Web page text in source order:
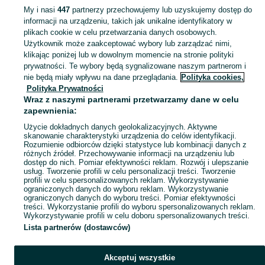
KATEGORIA
Sprzedaż smartfonów Apple Chrzanów ➤ Szeroki wybór modeli, kolorów i konfiguracji ☝ Sprawdź nowe i używane iPhone'y w najlepszych cenach na OLX.pl! Zobacz
Mapa kategorii
Mapa miejscowości
Mapa ministron
Popularne wyszukiwania
My i nasi 447partnerzy przechowujemy lub uzyskujemy dostęp do
informacji na urządzeniu, takich jak unikalne identyfikatory w
plikach cookie w celu przetwarzania danych osobowych.
Użytkownik może zaakceptować wybory lub zarządzać nimi,
klikając poniżej lub w dowolnym momencie na stronie polityki
prywatności. Te wybory będą sygnalizowane naszym partnerom i
nie będą miały wpływu na dane przeglądania. Polityka cookies,
Polityka Prywatności
Wraz z naszymi partnerami przetwarzamy dane w celu
zapewnienia:
Użycie dokładnych danych geolokalizacyjnych. Aktywne
skanowanie charakterystyki urządzenia do celów identyfikacji.
Rozumienie odbiorców dzięki statystyce lub kombinacji danych z
różnych źródeł. Przechowywanie informacji na urządzeniu lub
dostęp do nich. Pomiar efektywności reklam. Rozwój i ulepszanie
usług. Tworzenie profili w celu personalizacji treści. Tworzenie
profili w celu spersonalizowanych reklam. Wykorzystywanie
ograniczonych danych do wyboru reklam. Wykorzystywanie
ograniczonych danych do wyboru treści. Pomiar efektywności
treści. Wykorzystanie profili do wyboru spersonalizowanych reklam.
Wykorzystywanie profili w celu doboru spersonalizowanych treści.
Lista partnerów (dostawców)
Akceptuj wszystkie